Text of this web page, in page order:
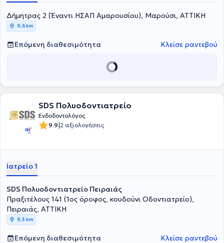
Δήμητρας 2 (Έναντι ΗΣΑΠ Αμαρουσίου), Μαρούσι, ΑΤΤΙΚΗ
9,6 km
Επόμενη διαθεσιμότητα Κλείσε ραντεβού
SDS Πολυοδοντιατρείο
Ενδοδοντολόγος
9.9|2 αξιολογήσεις
Ιατρείο 1
SDS Πολυοδοντιατρείο Πειραιάς
Πραξιτέλους 141 (1ος όροφος, κουδούνι Οδοντιατρείο),
Πειραιάς, ΑΤΤΙΚΗ
9,3 km
Επόμενη διαθεσιμότητα Κλείσε ραντεβού